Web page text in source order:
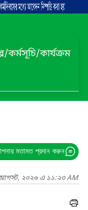
কর্মসূচি/কার্যক্রম
মতামত প্রদান করুন
আগস্ট, ২০২৬ এ ১১:২৩ AM